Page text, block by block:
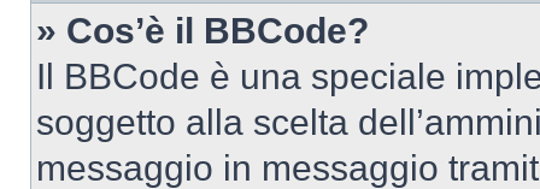
» Cos’è il BBCode?
Il BBCode è una speciale
soggetto alla scelta
messaggio in messaggio